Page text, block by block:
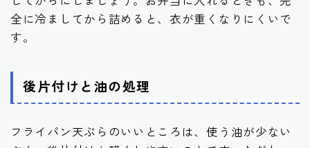
全に冷ましてから詰めると、衣が重くなりにくいで
す。
後片付けと油の処理
フライパン天ぷらのいいところは、使う油が少ない